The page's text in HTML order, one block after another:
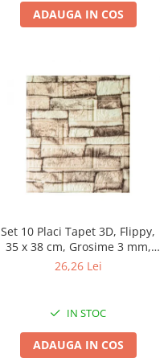
ADAUGA IN COS
Set 10 Placi Tapet 3D, Flippy,
35 x 38 cm, Grosime 3 mm,
din Polietilena, Model
Galbena
26,26 Lei
IN STOC
ADAUGA IN COS